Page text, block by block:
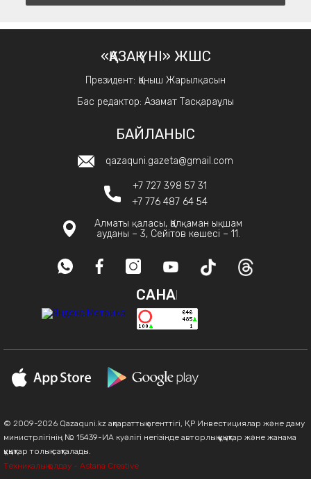
«ҚАЗАҚ ҮНІ» ЖШС
Президент: Қаныш Жарылқасын
Бас редактор: Азамат Тасқараұлы
БАЙЛАНЫС
qazaquni.gazeta@gmail.com
+7 727 398 57 31
+7 776 487 64 54
Алматы қаласы, Қалқаман ықшам
ауданы – 3, Сейітов көшесі – 11.
САНАҚ
© 2009-2026 Qazaquni.kz ақпараттық агенттігі, ҚР Инвестициялар және даму
министрлігінің № 15439-ИА куәлігі негізінде авторлық құқықтар және жанама
құқықтар толық сақталады.
Техникалық қолдау - Astana Creative